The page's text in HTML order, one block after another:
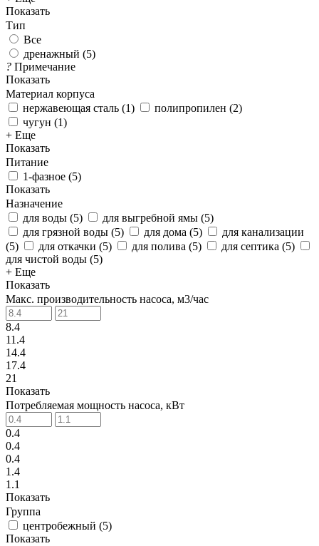
Показать
Тип
Все
дренажный (5)
? Примечание
Показать
Материал корпуса
нержавеющая сталь (1) полипропилен (2)
чугун (1)
+ Еще
Показать
Питание
1-фазное (5)
Показать
Назначение
для воды (5) для выгребной ямы (5)
для грязной воды (5) для дома (5)
для канализации
(5) для откачки (5) для полива (5) для септика (5)
для чистой воды (5)
+ Еще
Показать
Макс. производительность насоса, м3/час
8.4
11.4
14.4
17.4
21
Показать
Потребляемая мощность насоса, кВт
0.4
0.4
0.4
1.4
1.1
Показать
Группа
центробежный (5)
Показать